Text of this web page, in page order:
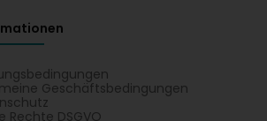
Geschäftsbedingungen
Rechte DSGVO